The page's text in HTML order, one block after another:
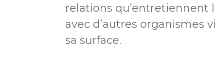
relations qu’entretiennent
avec d’autres organismes
sa surface.